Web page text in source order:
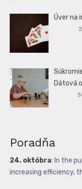
Úver na
Dátová
Poradňa
24. októbra: In the
increasing efficiency,